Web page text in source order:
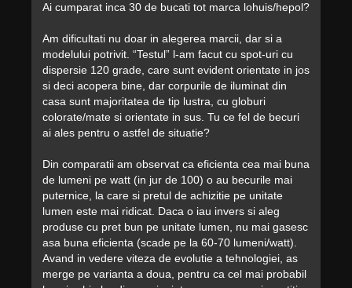
Ai cumparat inca 30 de bucati tot marca lohuis/hepol?
Am dificultati nu doar in alegerea marcii, dar si a
modelului potrivit. “Testul” l-am facut cu spot-uri cu
dispersie 120 grade, care sunt evident orientate in jos
si deci acopera bine, dar corpurile de iluminat din
casa sunt majoritatea de tip lustra, cu globuri
colorate/mate si orientate in sus. Tu ce fel de becuri
ai ales pentru o astfel de situatie?
Din comparatii am observat ca eficienta cea mai buna
de lumeni pe watt (in jur de 100) o au becurile mai
puternice, la care si pretul de achizitie pe unitate
lumen este mai ridicat. Daca o iau invers si aleg
produse cu pret bun pe unitate lumen, nu mai gasesc
asa buna eficienta (scade pe la 60-70 lumeni/watt).
Avand in vedere viteza de evolutie a tehnologiei, as
merge pe varianta a doua, pentru ca cel mai probabil